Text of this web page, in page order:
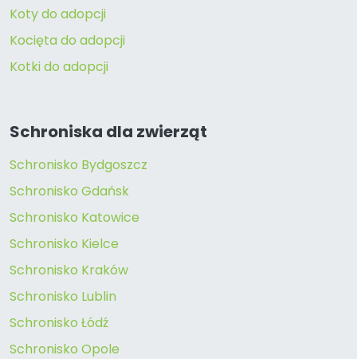
Koty do adopcji
Kocięta do adopcji
Kotki do adopcji
Schroniska dla zwierząt
Schronisko Bydgoszcz
Schronisko Gdańsk
Schronisko Katowice
Schronisko Kielce
Schronisko Kraków
Schronisko Lublin
Schronisko Łódź
Schronisko Opole